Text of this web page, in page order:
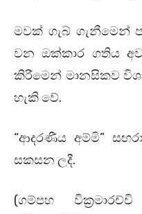
මවක් ගැබ් ගැනීමෙන්
වන ඔක්කාර ගතිය
කිරීමෙන් මානසිකව
හැකි වේ.
“ආදරණීය අම්මි”
සකසන ලදී.
(ගම්පහ